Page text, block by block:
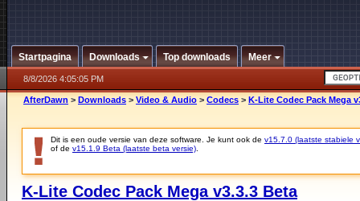
Startpagina Downloads Top downloads Meer
8/8/2026 4:05:05 PM
AfterDawn > Downloads > Video & Audio > Codecs > K-Lite Codec Pack Mega
Dit is een oude versie van deze software. Je kunt ook de v15.7.0 (laatste stabiele
of de v15.1.9 Beta (laatste beta versie)
K-Lite Codec Pack Mega v3.3.3 Beta